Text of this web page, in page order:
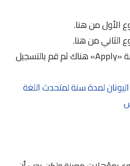
3- قم بالضغط علي كلمة «Apply» هناك ثم قم بالتسجيل
لمدة سنة لمتحدث اللغة